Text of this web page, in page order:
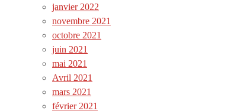
janvier 2022
novembre 2021
octobre 2021
juin 2021
mai 2021
Avril 2021
mars 2021
février 2021